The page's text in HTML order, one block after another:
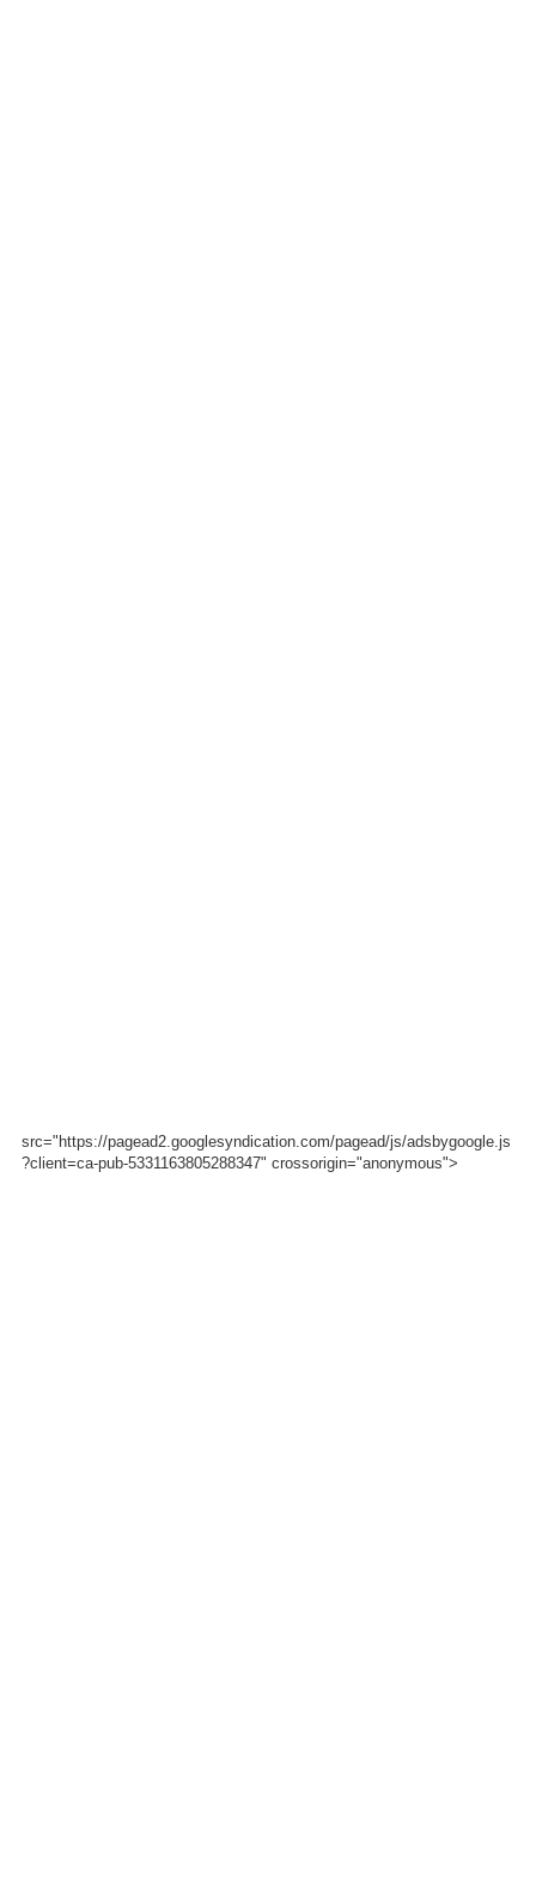
src="https://pagead2.googlesyndication.com/pagead/js/adsbygoogle.js
?client=ca-pub-5331163805288347" crossorigin="anonymous">